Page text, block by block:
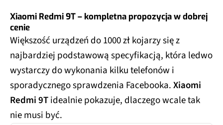
Xiaomi Redmi 9T – kompletna propozycja w dobrej
cenie
Większość urządzeń do 1000 zł kojarzy się z
najbardziej podstawową specyfikacją, która ledwo
wystarczy do wykonania kilku telefonów i
sporadycznego sprawdzenia Facebooka.Xiaomi
Redmi 9Tidealnie pokazuje, dlaczego wcale tak
nie musi być.